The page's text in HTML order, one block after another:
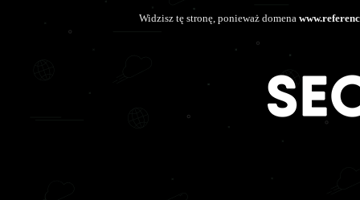
Widzisz tę stronę, ponieważ domena